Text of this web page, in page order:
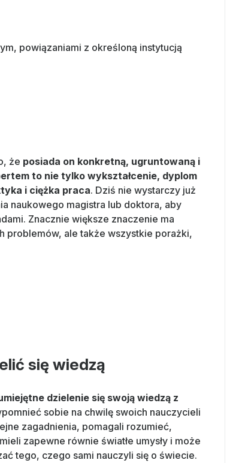
powiązaniami z określoną instytucją
że posiada on konkretną, ugruntowaną i
to nie tylko wykształcenie, dyplom
i ciężka praca. Dziś nie wystarczy już
naukowego magistra lub doktora, aby
Znacznie większe znaczenie ma
problemów, ale także wszystkie porażki,
się wiedzą
dzielenie się swoją wiedzą z
sobie na chwilę swoich nauczycieli
zagadnienia, pomagali rozumieć,
zapewne równie światłe umysły i może
tego, czego sami nauczyli się o świecie.